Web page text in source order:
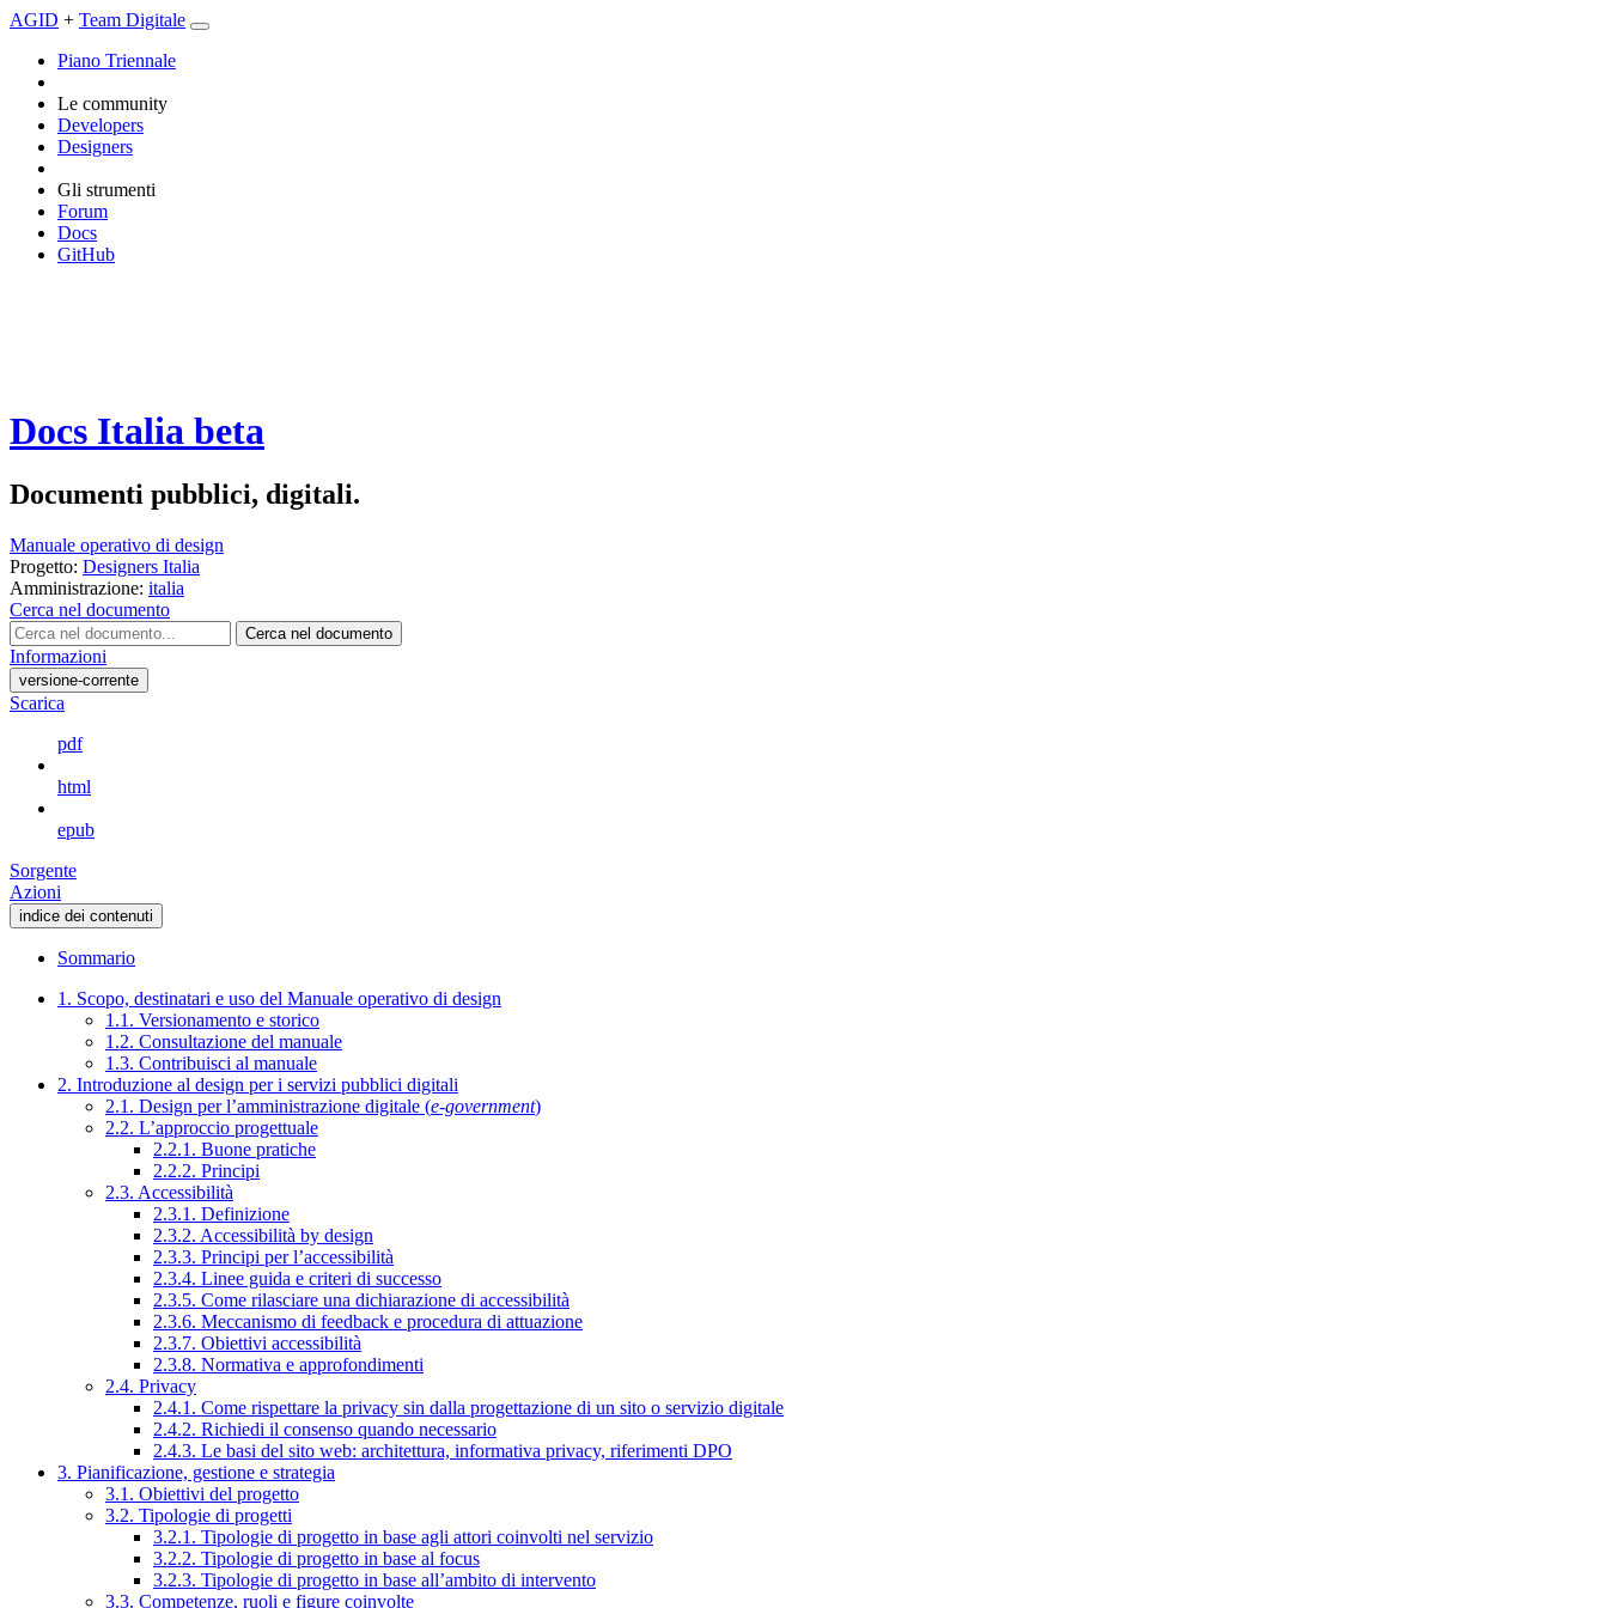
AGID + Team Digitale
Piano Triennale
Le community
Developers
Designers
Gli strumenti
Forum
Docs
GitHub
Docs Italia beta
Documenti pubblici, digitali.
Manuale operativo di design
Progetto: Designers Italia
Amministrazione: italia
Cerca nel documento
Cerca nel documento
Informazioni
versione-corrente
Scarica
pdf
html
epub
Sorgente
Azioni
indice dei contenuti
Sommario
1. Scopo, destinatari e uso del Manuale operativo di design
1.1. Versionamento e storico
1.2. Consultazione del manuale
1.3. Contribuisci al manuale
2. Introduzione al design per i servizi pubblici digitali
2.1. Design per l’amministrazione digitale (e-government)
2.2. L’approccio progettuale
2.2.1. Buone pratiche
2.2.2. Principi
2.3. Accessibilità
2.3.1. Definizione
2.3.2. Accessibilità by design
2.3.3. Principi per l’accessibilità
2.3.4. Linee guida e criteri di successo
2.3.5. Come rilasciare una dichiarazione di accessibilità
2.3.6. Meccanismo di feedback e procedura di attuazione
2.3.7. Obiettivi accessibilità
2.3.8. Normativa e approfondimenti
2.4. Privacy
2.4.1. Come rispettare la privacy sin dalla progettazione di un sito o servizio digitale
2.4.2. Richiedi il consenso quando necessario
2.4.3. Le basi del sito web: architettura, informativa privacy, riferimenti DPO
3. Pianificazione, gestione e strategia
3.1. Obiettivi del progetto
3.2. Tipologie di progetti
3.2.1. Tipologie di progetto in base agli attori coinvolti nel servizio
3.2.2. Tipologie di progetto in base al focus
3.2.3. Tipologie di progetto in base all’ambito di intervento
3.3. Competenze, ruoli e figure coinvolte